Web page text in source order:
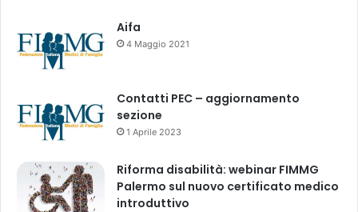
Aifa
4 Maggio 2021
Contatti PEC – aggiornamento
sezione
1 Aprile 2023
Riforma disabilità: webinar FIMMG
Palermo sul nuovo certificato medico
introduttivo